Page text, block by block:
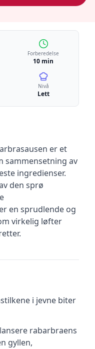
Forberedelse
10 min
Nivå
Lett
er et
sammensetning av
ingredienser.
den sprø
en sprudlende og
virkelig løfter
i jevne biter
rabarbraens
gyllen,